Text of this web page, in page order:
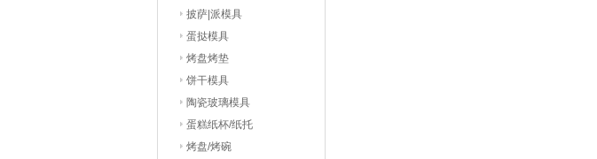
披萨|派模具
蛋挞模具
烤盘烤垫
饼干模具
陶瓷玻璃模具
蛋糕纸杯/纸托
烤盘/烤碗